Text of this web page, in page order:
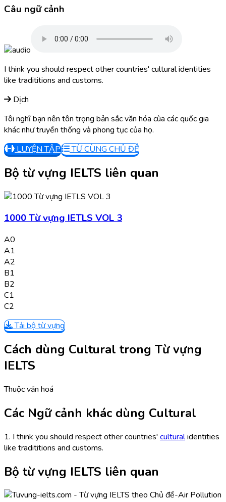
Câu ngữ cảnh
I think you should respect other countries' culturalidentities
like tradititions and customs.
Dịch
Tôi nghĩ bạn nên tôn trọng bản sắc văn hóa cùa các quốc gia
khác như truyền thống và phong tục của họ.
LUYỆN TẬP
TỪ CÙNG CHỦ ĐỀ
Bộ từ vựng IELTS liên quan
1000 Từ vựng IETLS VOL 3
A0
A1
A2
B1
B2
C1
C2
Tải bộ từ vựng
Cách dùng Cultural trong Từ vựng
IELTS
Thuộc văn hoá
Các Ngữ cảnh khác dùng Cultural
1. I think you should respect other countries' culturalidentities
like tradititions and customs.
Bộ từ vựng IELTS liên quan